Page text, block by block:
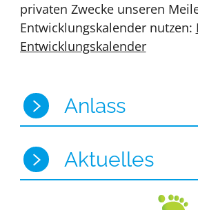
privaten Zwecke unseren
Entwicklungskalender nutzen:
Entwicklungskalender
Anlass
Aktuelles